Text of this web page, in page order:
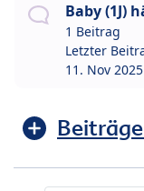
Baby (1J)
1 Beitrag
Letzter
11. Nov